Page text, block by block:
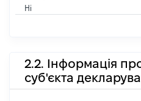
Ні
2.2. Інформація
суб'єкта